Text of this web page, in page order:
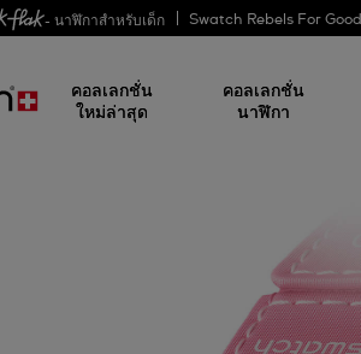
- นาฬิกาสำหรับเด็ก Swatch Rebels For Good
คอลเลกชั่น
ใหม่ล่าสุด
คอลเลกชั่น
นาฬิกา